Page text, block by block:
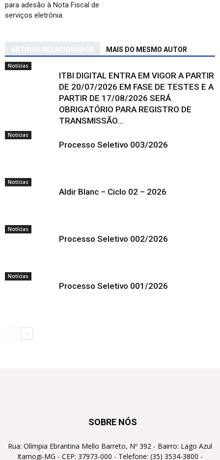
para adesão à Nota Fiscal de
serviços eletrônia.
MAIS DO MESMO AUTOR
Notícias
ITBI DIGITAL ENTRA EM VIGOR A PARTIR
DE 20/07/2026 EM FASE DE TESTES E A
PARTIR DE 17/08/2026 SERÁ
OBRIGATÓRIO PARA REGISTRO DE
TRANSMISSÃO...
Notícias
Processo Seletivo 003/2026
Notícias
Aldir Blanc – Ciclo 02 – 2026
Notícias
Processo Seletivo 002/2026
Notícias
Processo Seletivo 001/2026
SOBRE NÓS
Rua: Olímpia Ebrantina Mello Barreto, Nº 392 - Bairro: Lago Azul
Itamogi-MG - CEP: 37973-000 - Telefone: (35) 3534-3800 -